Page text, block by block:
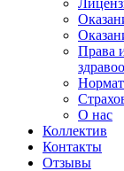
Права
О нас
Коллектив
Контакты
Отзывы